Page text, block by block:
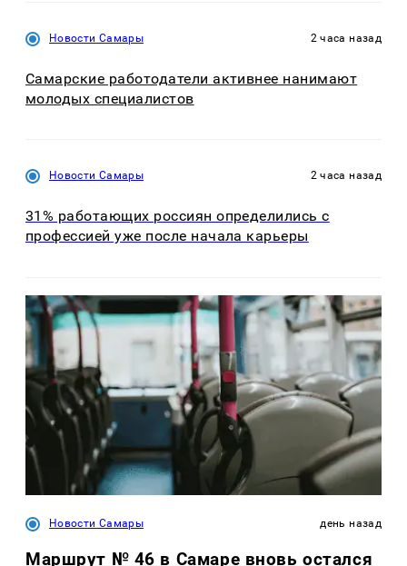
Новости Самары 2 часа назад
Самарские работодатели активнее нанимают
молодых специалистов
Новости Самары 2 часа назад
31% работающих россиян определились с
профессией уже после начала карьеры
Новости Самары день назад
Маршрут № 46 в Самаре вновь остался